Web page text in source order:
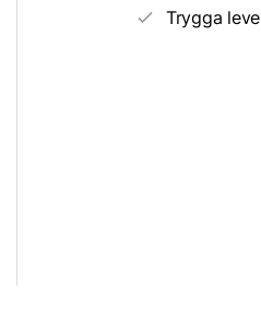
Trygga